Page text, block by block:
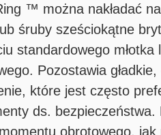
™ można nakładać
śruby sześciokątne
standardowego młotka
Pozostawia
które jest często
ds. bezpieczeństwa.
obrotowego, jak